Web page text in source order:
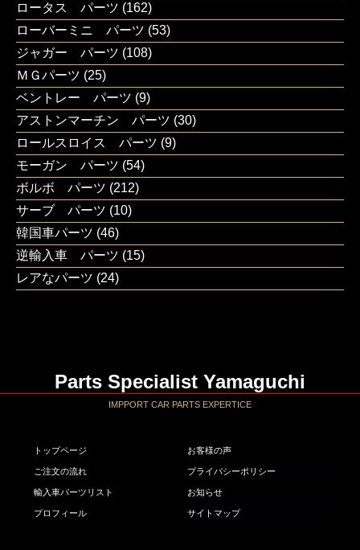
ロータス パーツ (162)
ローバーミニ パーツ (53)
ジャガー パーツ (108)
ＭＧパーツ (25)
ベントレー パーツ (9)
アストンマーチン パーツ (30)
ロールスロイス パーツ (9)
モーガン パーツ (54)
ボルボ パーツ (212)
サーブ パーツ (10)
韓国車パーツ (46)
逆輸入車 パーツ (15)
レアなパーツ (24)
Parts Specialist Yamaguchi
IMPPORT CAR PARTS EXPERTICE
トップページ
ご注文の流れ
輸入車パーツリスト
プロフィール
お客様の声
プライバシーポリシー
お知らせ
サイトマップ